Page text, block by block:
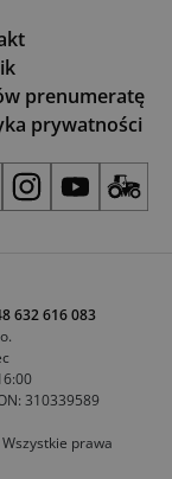
prenumeratę
prywatności
632 616 083
310339589
prawa